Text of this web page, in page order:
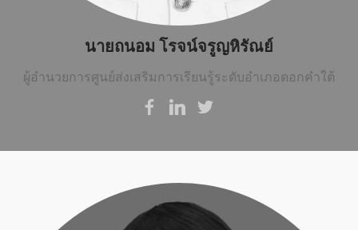
นายถนอม โรจน์จรูญหิรัณย์
ผู้อำนวยการศูนย์ส่งเสริมการเรียนรู้ระดับอำเภอดอกคำใต้